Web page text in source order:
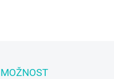
MOŽNOST